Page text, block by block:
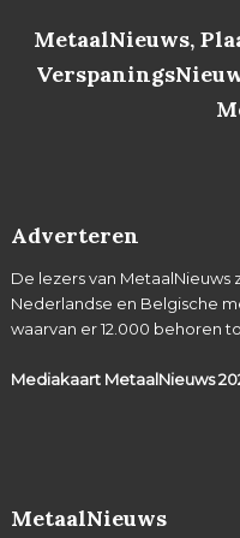
MetaalNieuws,
Adverteren
De lezers van MetaalNieuws
Nederlandse en Belgische
waarvan er 12.000 behoren
Mediakaart MetaalNieuws
MetaalNieuws